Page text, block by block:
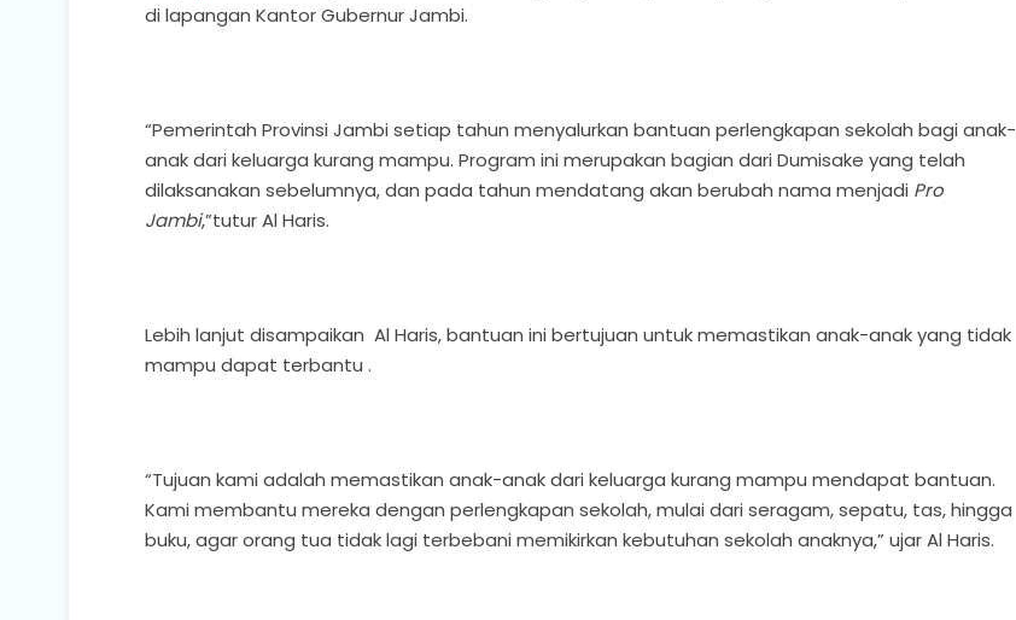
di lapangan Kantor Gubernur Jambi.
“Pemerintah Provinsi Jambi setiap tahun menyalurkan bantuan perlengkapan sekolah bagi anak-
anak dari keluarga kurang mampu. Program ini merupakan bagian dari Dumisake yang telah
dilaksanakan sebelumnya, dan pada tahun mendatang akan berubah nama menjadi Pro
Jambi,”tutur Al Haris.
Lebih lanjut disampaikan Al Haris, bantuan ini bertujuan untuk memastikan anak-anak yang tidak
mampu dapat terbantu .
“Tujuan kami adalah memastikan anak-anak dari keluarga kurang mampu mendapat bantuan.
Kami membantu mereka dengan perlengkapan sekolah, mulai dari seragam, sepatu, tas, hingga
buku, agar orang tua tidak lagi terbebani memikirkan kebutuhan sekolah anaknya,” ujar Al Haris.